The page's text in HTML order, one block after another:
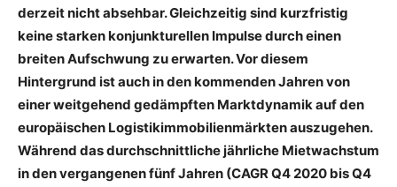
derzeit nicht absehbar. Gleichzeitig sind kurzfristig
keine starken konjunkturellen Impulse durch einen
breiten Aufschwung zu erwarten. Vor diesem
Hintergrund ist auch in den kommenden Jahren von
einer weitgehend gedämpften Marktdynamik auf den
europäischen Logistikimmobilienmärkten auszugehen.
Während das durchschnittliche jährliche Mietwachstum
in den vergangenen fünf Jahren (CAGR Q4 2020 bis Q4